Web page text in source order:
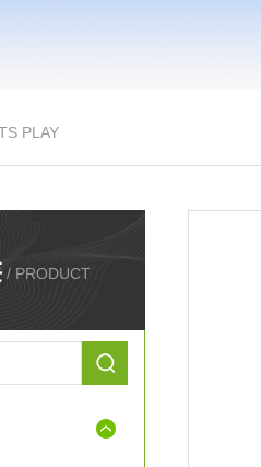
PLAY
/ PRODUCT